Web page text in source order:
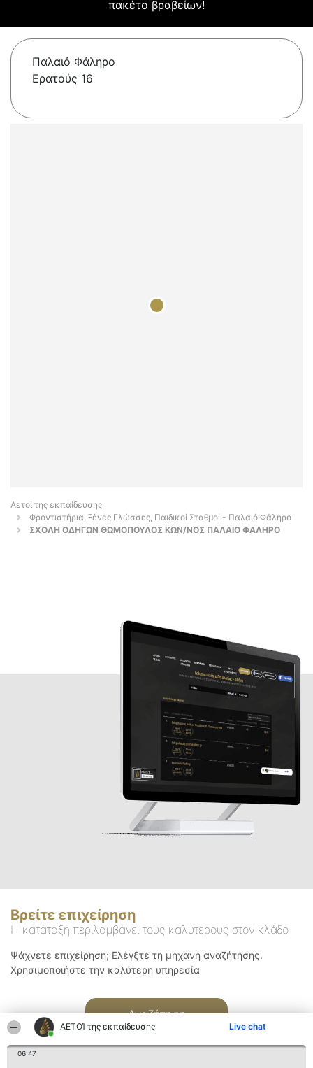
ΑΕΤΟΊ της εκπαίδευσης Live chat
06:47
πακέτο βραβείων!
Παλαιό Φάληρο
Ερατούς 16
Αετοί της εκπαίδευσης
Φροντιστήρια, Ξένες Γλώσσες, Παιδικοί Σταθμοί - Παλαιό Φάληρο
ΣΧΟΛΗ ΟΔΗΓΩΝ ΘΩΜΟΠΟΥΛΟΣ ΚΩΝ/ΝΟΣ ΠΑΛΑΙΟ ΦΑΛΗΡΟ
Βρείτε επιχείρηση
Η κατάταξη περιλαμβάνει τους καλύτερους στον κλάδο
Ψάχνετε επιχείρηση; Ελέγξτε τη μηχανή αναζήτησης.
Χρησιμοποιήστε την καλύτερη υπηρεσία
Αναζήτηση